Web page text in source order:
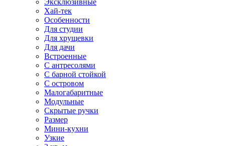
Эксклюзивные
Хай-тек
Особенности
Для студии
Для хрущевки
Для дачи
Встроенные
С антресолями
С барной стойкой
С островом
Малогабаритные
Модульные
Скрытые ручки
Размер
Мини-кухни
Узкие